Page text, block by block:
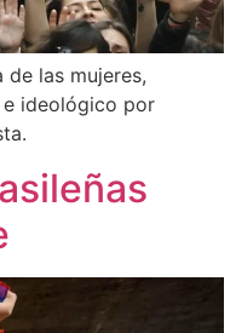
las mujeres,
ideológico por